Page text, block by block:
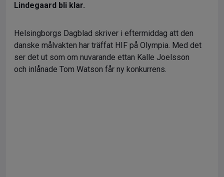
Lindegaard bli klar.
Helsingborgs Dagblad skriver i eftermiddag att den
danske målvakten har träffat HIF på Olympia. Med det
ser det ut som om nuvarande ettan Kalle Joelsson
och inlånade Tom Watson får ny konkurrens.